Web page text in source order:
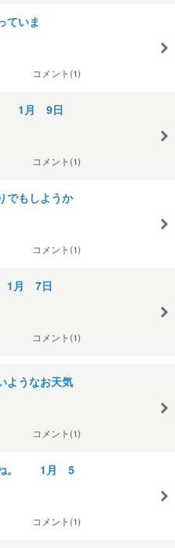
ていま
コメント(1)
～ 1月 9日
コメント(1)
でもしようか
コメント(1)
1月 7日
コメント(1)
ようなお天気
コメント(1)
すね。 1月 5
コメント(1)